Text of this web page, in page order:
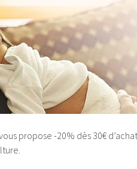
propose -20% dès 30€